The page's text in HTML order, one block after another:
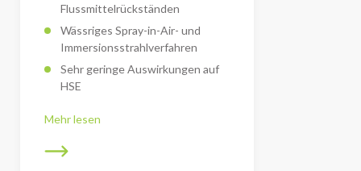
Flussmittelrückständen
Wässriges Spray-in-Air- und
Immersionsstrahlverfahren
Sehr geringe Auswirkungen auf
HSE
Mehr lesen